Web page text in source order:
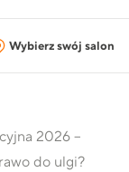
Wybierz swój salon
2026 –
do ulgi?